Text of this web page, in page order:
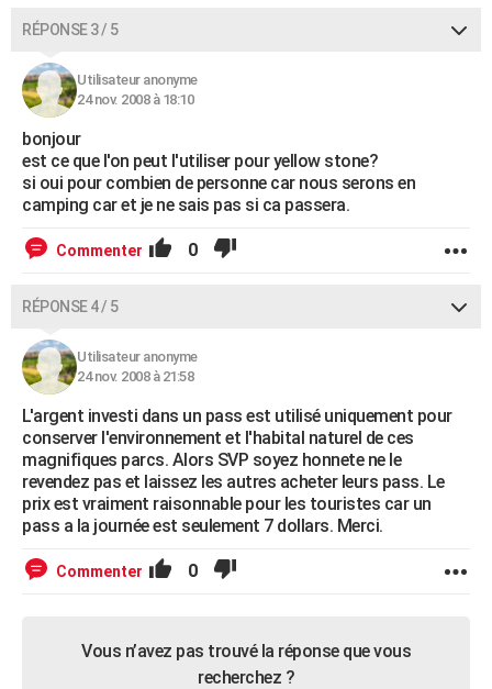
RÉPONSE 3 / 5
Utilisateur anonyme
24 nov. 2008 à 18:10
bonjour
est ce que l'on peut l'utiliser pour yellow stone?
si oui pour combien de personne car nous serons en
camping car et je ne sais pas si ca passera.
Commenter 0
RÉPONSE 4 / 5
Utilisateur anonyme
24 nov. 2008 à 21:58
L'argent investi dans un pass est utilisé uniquement pour
conserver l'environnement et l'habital naturel de ces
magnifiques parcs. Alors SVP soyez honnete ne le
revendez pas et laissez les autres acheter leurs pass. Le
prix est vraiment raisonnable pour les touristes car un
pass a la journée est seulement 7 dollars. Merci.
Commenter 0
Vous n’avez pas trouvé la réponse que vous
recherchez ?